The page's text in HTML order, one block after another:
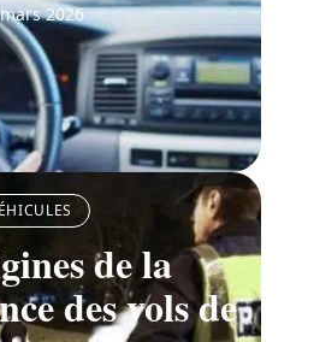
2026
de la
des vols de